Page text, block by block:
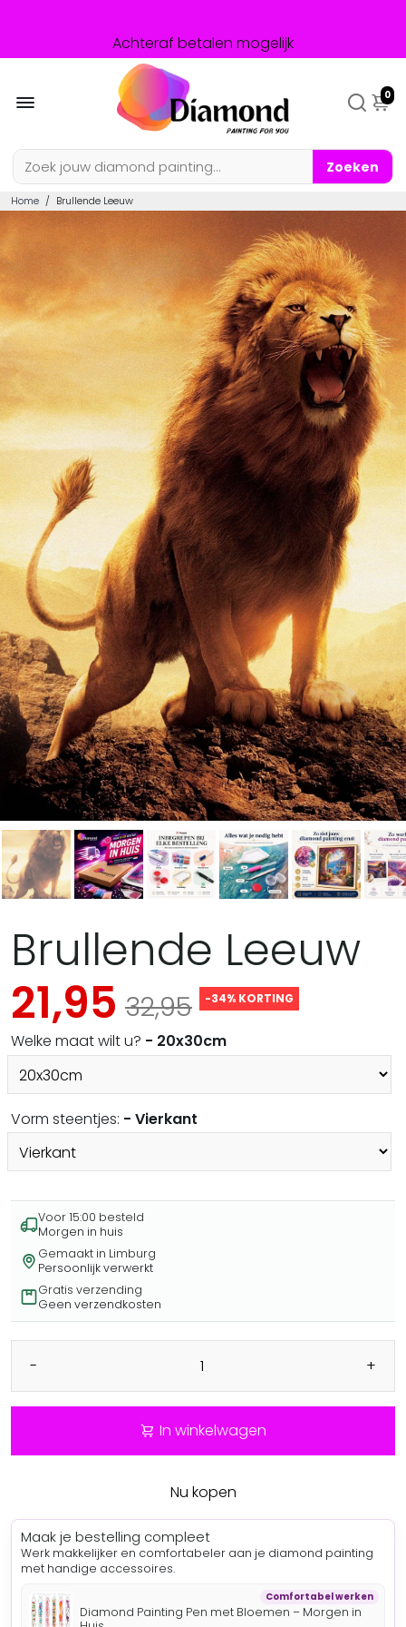
Achteraf betalen mogelijk
0
Zoeken
Home / Brullende Leeuw
Brullende Leeuw
21,95 32,95 -34% KORTING
Welke maat wilt u? - 20x30cm
Vorm steentjes: - Vierkant
Voor 15:00 besteld
Morgen in huis
Gemaakt in Limburg
Persoonlijk verwerkt
Gratis verzending
Geen verzendkosten
- +
In winkelwagen
Nu kopen
Maak je bestelling compleet
Werk makkelijker en comfortabeler aan je diamond painting
met handige accessoires.
Comfortabel werken
Diamond Painting Pen met Bloemen – Morgen in